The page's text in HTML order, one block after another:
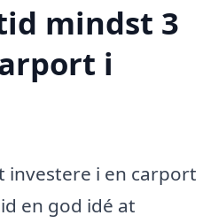
mindst 3
i
investere i en carport
en god idé at